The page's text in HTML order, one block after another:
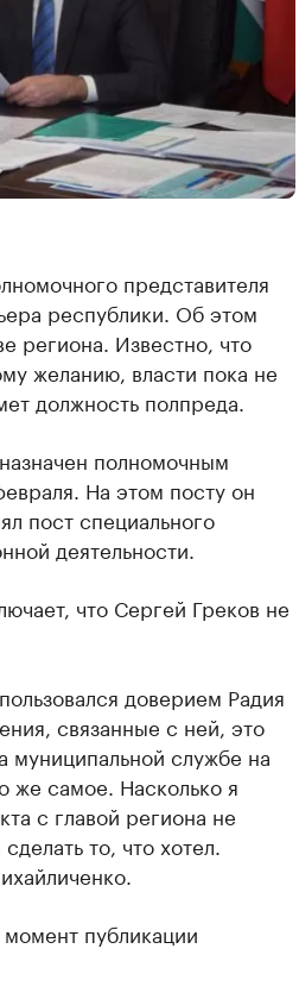
представителя
республики. Об этом
региона. Известно, что
желанию, власти пока не
должность полпреда.
полномочным
На этом посту он
пост специального
деятельности.
что Сергей Греков не
доверием Радия
связанные с ней, это
муниципальной службе на
же самое. Насколько я
с главой региона не
то, что хотел.
публикации